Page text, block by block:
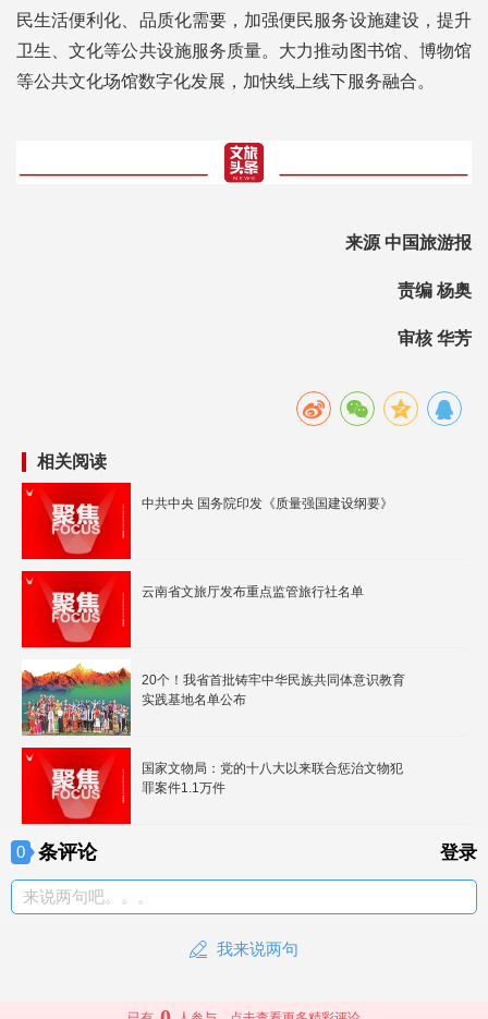
民生活便利化、品质化需要，加强便民服务设施建设，提升
卫生、文化等公共设施服务质量。大力推动图书馆、博物馆
等公共文化场馆数字化发展，加快线上线下服务融合。
来源 中国旅游报
责编 杨奥
审核 华芳
相关阅读
中共中央 国务院印发《质量强国建设纲要》
云南省文旅厅发布重点监管旅行社名单
20个！我省首批铸牢中华民族共同体意识教育
实践基地名单公布
国家文物局：党的十八大以来联合惩治文物犯
罪案件1.1万件
0 条评论 登录
来说两句吧。。。
我来说两句